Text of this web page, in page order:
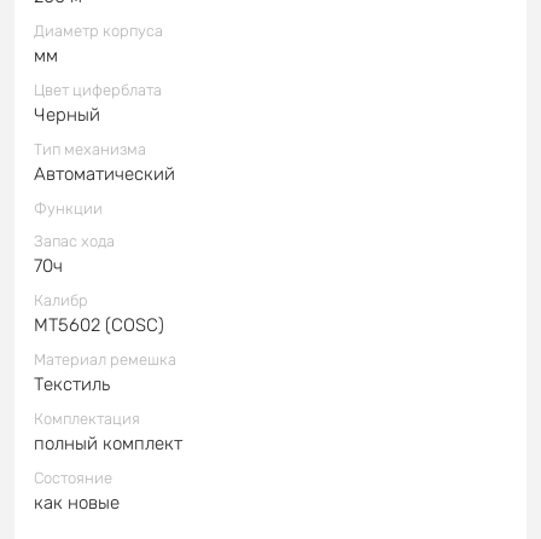
Диаметр корпуса
мм
Цвет циферблата
Черный
Тип механизма
Автоматический
Функции
Запас хода
70ч
Калибр
MT5602 (COSC)
Материал ремешка
Текстиль
Комплектация
полный комплект
Состояние
как новые